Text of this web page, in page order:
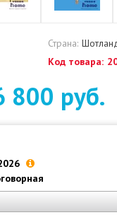
Страна:
Код товара:
800 руб.